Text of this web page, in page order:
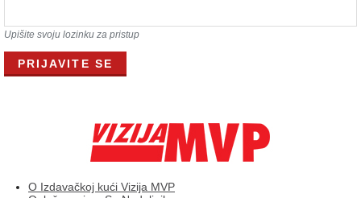
Upišite svoju lozinku za pristup
O Izdavačkoj kući Vizija MVP